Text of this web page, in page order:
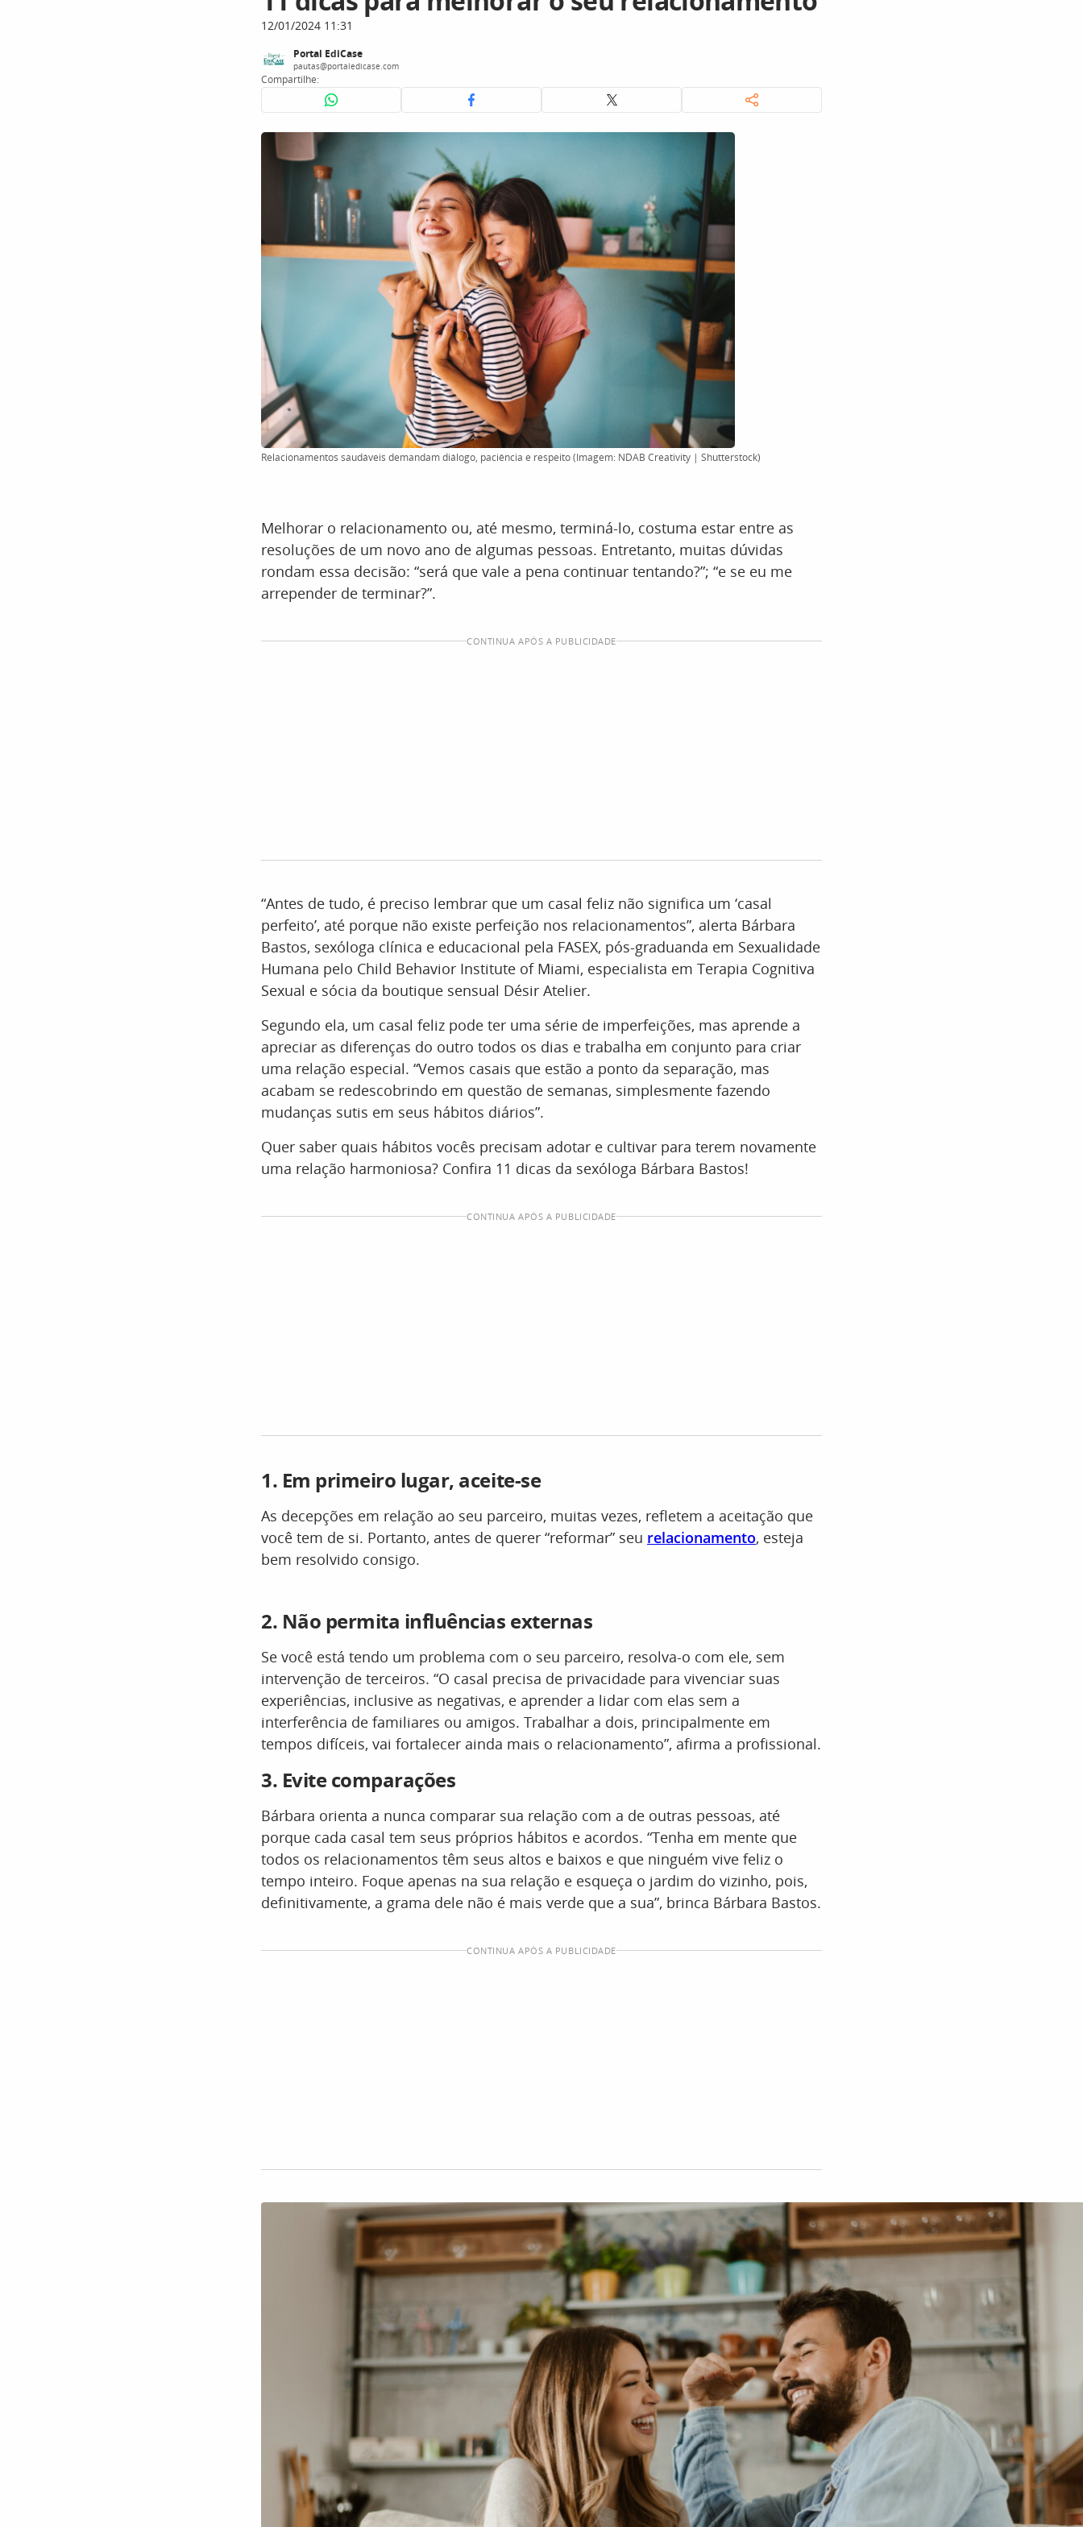
12/01/2024 11:31
Portal EdiCase
pautas@portaledicase.com
Compartilhe:
Relacionamentos saudáveis demandam diálogo, paciência e respeito (Imagem: NDAB Creativity | Shutterstock)
Melhorar o relacionamento ou, até mesmo, terminá-lo, costuma estar entre as
resoluções de um novo ano de algumas pessoas. Entretanto, muitas dúvidas
rondam essa decisão: “será que vale a pena continuar tentando?”; “e se eu me
arrepender de terminar?”.
CONTINUA APÓS A PUBLICIDADE
“Antes de tudo, é preciso lembrar que um casal feliz não significa um ‘casal
perfeito’, até porque não existe perfeição nos relacionamentos”, alerta Bárbara
Bastos, sexóloga clínica e educacional pela FASEX, pós-graduanda em Sexualidade
Humana pelo Child Behavior Institute of Miami, especialista em Terapia Cognitiva
Sexual e sócia da boutique sensual Désir Atelier.
Segundo ela, um casal feliz pode ter uma série de imperfeições, mas aprende a
apreciar as diferenças do outro todos os dias e trabalha em conjunto para criar
uma relação especial. “Vemos casais que estão a ponto da separação, mas
acabam se redescobrindo em questão de semanas, simplesmente fazendo
mudanças sutis em seus hábitos diários”.
Quer saber quais hábitos vocês precisam adotar e cultivar para terem novamente
uma relação harmoniosa? Confira 11 dicas da sexóloga Bárbara Bastos!
CONTINUA APÓS A PUBLICIDADE
1. Em primeiro lugar, aceite-se
As decepções em relação ao seu parceiro, muitas vezes, refletem a aceitação que
você tem de si. Portanto, antes de querer “reformar” seu relacionamento, esteja
bem resolvido consigo.
2. Não permita influências externas
Se você está tendo um problema com o seu parceiro, resolva-o com ele, sem
intervenção de terceiros. “O casal precisa de privacidade para vivenciar suas
experiências, inclusive as negativas, e aprender a lidar com elas sem a
interferência de familiares ou amigos. Trabalhar a dois, principalmente em
tempos difíceis, vai fortalecer ainda mais o relacionamento”, afirma a profissional.
3. Evite comparações
Bárbara orienta a nunca comparar sua relação com a de outras pessoas, até
porque cada casal tem seus próprios hábitos e acordos. “Tenha em mente que
todos os relacionamentos têm seus altos e baixos e que ninguém vive feliz o
tempo inteiro. Foque apenas na sua relação e esqueça o jardim do vizinho, pois,
definitivamente, a grama dele não é mais verde que a sua”, brinca Bárbara Bastos.
CONTINUA APÓS A PUBLICIDADE